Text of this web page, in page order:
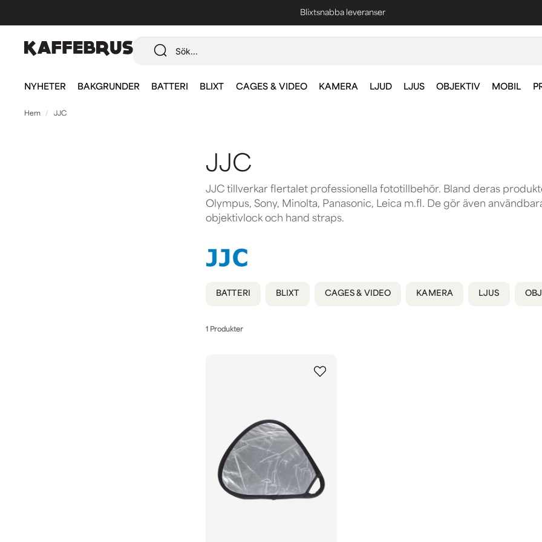
Blixtsnabba leveranser
NYHETER BAKGRUNDER BATTERI BLIXT CAGES & VIDEO KAMERA LJUD LJUS OBJEKTIV MOBIL
Hem JJC
JJC
JJC tillverkar flertalet professionella fototillbehör. Bland deras
Olympus, Sony, Minolta, Panasonic, Leica m.fl. De gör även
objektivlock och hand straps.
BATTERI BLIXT CAGES & VIDEO KAMERA LJUS
1 Produkter